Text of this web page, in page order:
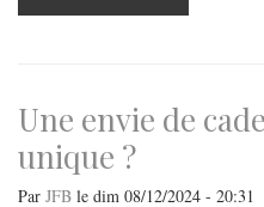
ténor
la
scène
Une envie de
unique ?
Par JFB le dim 08/12/2024 - 20:31